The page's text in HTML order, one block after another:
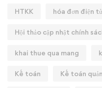
HTKK hóa đơn điện tử
Hội thảo cập nhật chính
khai thue qua mang
Kế toán Kế toán